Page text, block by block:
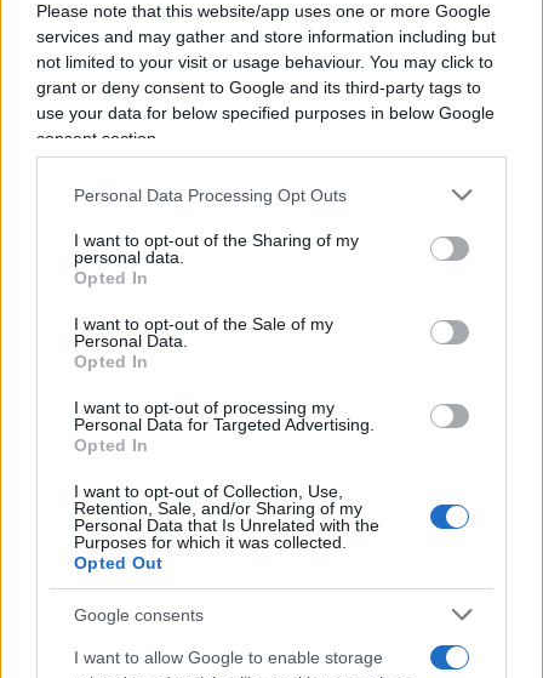
Please note that this website/app uses one or more Google
services and may gather and store information including but
not limited to your visit or usage behaviour. You may click to
grant or deny consent to Google and its third-party tags to
use your data for below specified purposes in below Google
consent section.
Personal Data Processing Opt Outs
I want to opt-out of the Sharing of my
personal data.
Opted In
I want to opt-out of the Sale of my
Personal Data.
Opted In
I want to opt-out of processing my
Personal Data for Targeted Advertising.
Opted In
I want to opt-out of Collection, Use,
Retention, Sale, and/or Sharing of my
Personal Data that Is Unrelated with the
Purposes for which it was collected.
Opted Out
Google consents
I want to allow Google to enable storage
Canepa, sembra quasi impossibile individuare in
persone prive di gravi patologie pregresse una
vittima del Covid-19 per causa diretta, è
ragionevole pensare che se queste ragazze non
fossero state indotte con ogni mezzo a vaccinarsi,
Pertanto, osservando la questione da un tale
punto di vista, la somma che lo Stato mette a
disposizione perchi correva più rischi col
vaccino che non con il coronavirus
non pare
concesso che la vita umana possa avere un
prezzo, a rendere un po’ meno dolorosa
l’esistenza dei familiari, costretti a portare la croce
di un lutto che si poteva assolutamente evitare.
Ciò non significa disconoscere l’efficacia dei
vaccini in generale, sebbene la velocità con cui